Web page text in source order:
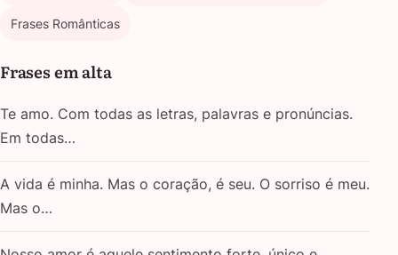
Frases Românticas
Frases em alta
Te amo. Com todas as letras, palavras e pronúncias.
Em todas…
A vida é minha. Mas o coração, é seu. O sorriso é meu.
Mas o…